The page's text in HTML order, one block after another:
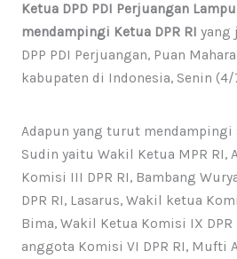
Ketua DPD PDI Perjuangan
mendampingi Ketua DPR RI yang
DPP PDI Perjuangan, Puan
kabupaten di Indonesia, Senin
Adapun yang turut mendampingi
Sudin yaitu Wakil Ketua MPR RI,
Komisi III DPR RI, Bambang
DPR RI, Lasarus, Wakil ketua
Bima, Wakil Ketua Komisi IX DPR
anggota Komisi VI DPR RI, Mufti